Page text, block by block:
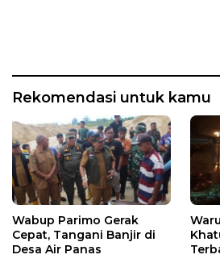
Rekomendasi untuk kamu
Wabup Parimo Gerak
Cepat, Tangani Banjir di
Desa Air Panas